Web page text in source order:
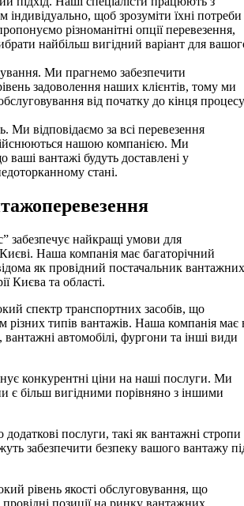
індивідуально, щоб зрозуміти їхні потреби
різноманітні опції перевезення,
найбільш вигідний варіант для
Ми прагнемо забезпечити
задоволення наших клієнтів, тому ми
від початку до кінця
Ми відповідаємо за всі перевезення
нашою компанією. Ми
ваші вантажі будуть доставлені у
стані.
забезпечує найкращі умови для
Наша компанія має багаторічний
як провідний постачальник
Києва та області.
спектр транспортних засобів, що
різних типів вантажів. Наша компанія має
вантажні автомобілі, фургони та інші види
конкурентні ціни на наші послуги. Ми
є більш вигідними порівняно з іншими
послуги, такі як вантажні стропи
забезпечити безпеку вашого вантажу
рівень якості обслуговування, що
позиції на ринку вантажних